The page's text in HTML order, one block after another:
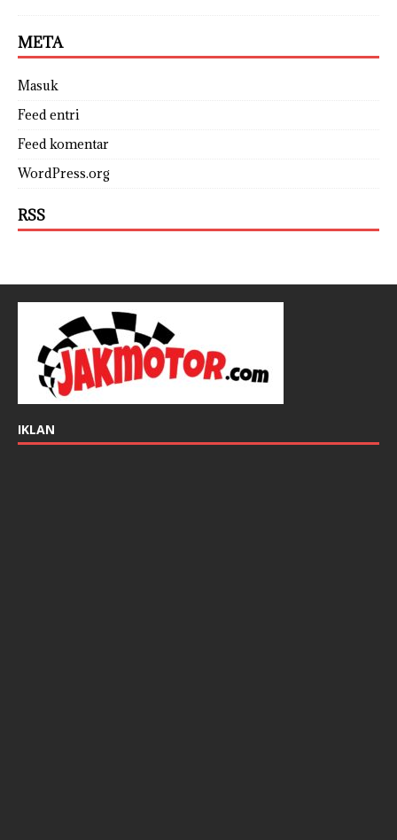
META
Masuk
Feed entri
Feed komentar
WordPress.org
RSS
IKLAN